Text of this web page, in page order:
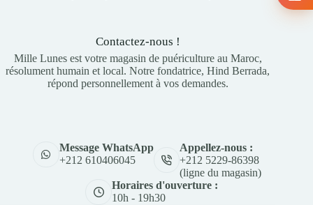
Contactez-nous !
Mille Lunes est votre magasin de puériculture au Maroc,
résolument humain et local. Notre fondatrice, Hind Berrada,
répond personnellement à vos demandes.
Message WhatsApp
+212 610406045
Appellez-nous :
+212 5229-86398
(ligne du magasin)
Horaires d'ouverture :
10h - 19h30